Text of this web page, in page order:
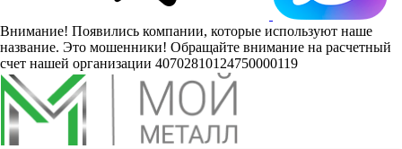
Внимание! Появились компании, которые используют наше
название. Это мошенники! Обращайте внимание на расчетный
счет нашей организации 40702810124750000119